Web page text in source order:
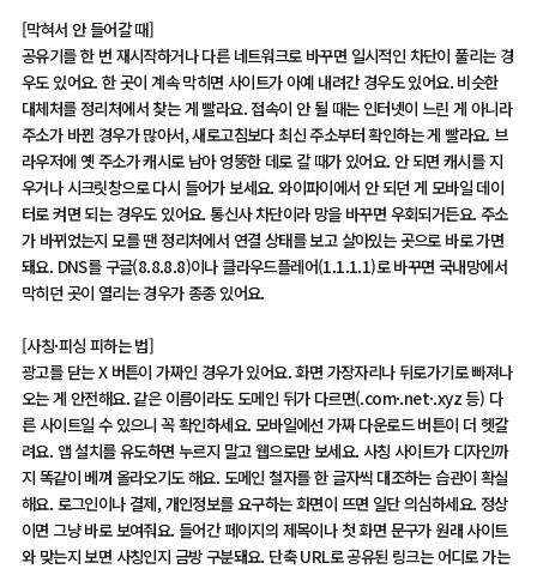
[막혀서 안 들어갈 때]
공유기를 한 번 재시작하거나 다른 네트워크로 바꾸면 일시적인 차단이 풀리는 경
우도 있어요. 한 곳이 계속 막히면 사이트가 아예 내려간 경우도 있어요. 비슷한
대체처를 정리처에서 찾는 게 빨라요. 접속이 안 될 때는 인터넷이 느린 게 아니라
주소가 바뀐 경우가 많아서, 새로고침보다 최신 주소부터 확인하는 게 빨라요. 브
라우저에 옛 주소가 캐시로 남아 엉뚱한 데로 갈 때가 있어요. 안 되면 캐시를 지
우거나 시크릿창으로 다시 들어가 보세요. 와이파이에서 안 되던 게 모바일 데이
터로 켜면 되는 경우도 있어요. 통신사 차단이라 망을 바꾸면 우회되거든요. 주소
가 바뀌었는지 모를 땐 정리처에서 연결 상태를 보고 살아있는 곳으로 바로 가면
돼요. DNS를 구글(8.8.8.8)이나 클라우드플레어(1.1.1.1)로 바꾸면 국내망에서
막히던 곳이 열리는 경우가 종종 있어요.
[사칭·피싱 피하는 법]
광고를 닫는 X 버튼이 가짜인 경우가 있어요. 화면 가장자리나 뒤로가기로 빠져나
오는 게 안전해요. 같은 이름이라도 도메인 뒤가 다르면(.com·.net·.xyz 등) 다
른 사이트일 수 있으니 꼭 확인하세요. 모바일에선 가짜 다운로드 버튼이 더 헷갈
려요. 앱 설치를 유도하면 누르지 말고 웹으로만 보세요. 사칭 사이트가 디자인까
지 똑같이 베껴 올라오기도 해요. 도메인 철자를 한 글자씩 대조하는 습관이 확실
해요. 로그인이나 결제, 개인정보를 요구하는 화면이 뜨면 일단 의심하세요. 정상
이면 그냥 바로 보여줘요. 들어간 페이지의 제목이나 첫 화면 문구가 원래 사이트
와 맞는지 보면 사칭인지 금방 구분돼요. 단축 URL로 공유된 링크는 어디로 가는